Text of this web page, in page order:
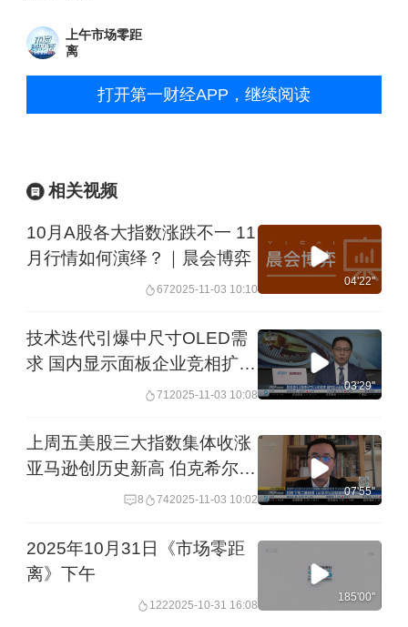
上午市场零距
离
打开第一财经APP，继续阅读
相关视频
10月A股各大指数涨跌不一 11
月行情如何演绎？｜晨会博弈
672025-11-03 10:10
04'22''
技术迭代引爆中尺寸OLED需
求 国内显示面板企业竞相扩产
71 2025-11-03 10:08
03'29''
上周五美股三大指数集体收涨
亚马逊创历史新高 伯克希尔利
润大增 连续5季度不回购 现金
议终止特朗普全球关税政策 但
众议院通过难度大 ｜从华尔街
8 742025-11-03 10:02
07'55''
2025年10月31日《市场零距
离》下午
1222025-10-31 16:08
185'00''